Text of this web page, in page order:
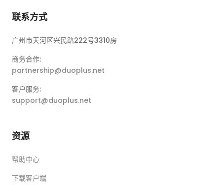
联系方式
广州市天河区兴民路222号3310房
商务合作:
partnership@duoplus.net
客户服务:
support@duoplus.net
资源
帮助中心
下载客户端